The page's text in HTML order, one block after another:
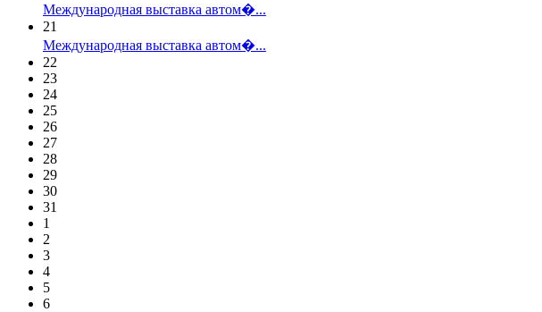
Международная выставка автом�...
21
Международная выставка автом�...
22
23
24
25
26
27
28
29
30
31
1
2
3
4
5
6